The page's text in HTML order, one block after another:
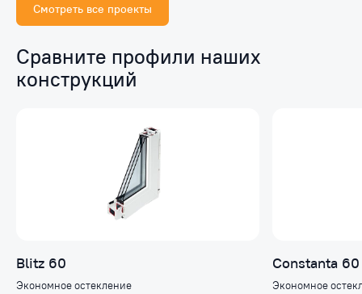
Смотреть все проекты
Сравните профили наших
конструкций
Blitz 60
Экономное остекление
Constanta 60
Экономное